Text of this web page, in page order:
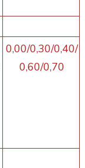
0,00/0,30/0,40/
0,60/0,70